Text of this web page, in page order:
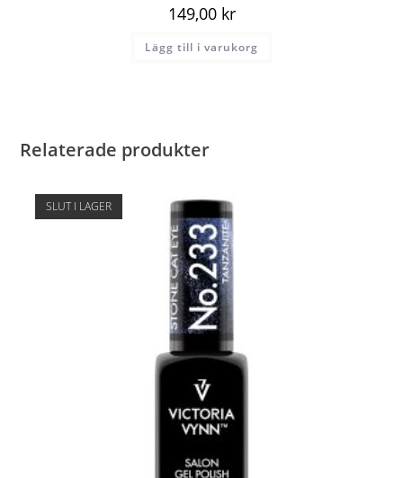
149,00 kr
Lägg till i varukorg
Relaterade produkter
SLUT I LAGER